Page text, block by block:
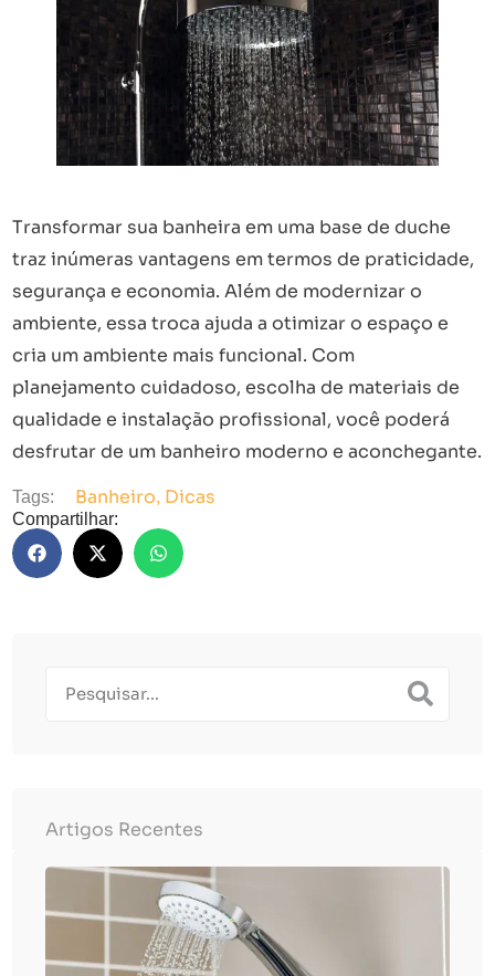
Transformar sua banheira em uma base de duche
traz inúmeras vantagens em termos de praticidade,
segurança e economia. Além de modernizar o
ambiente, essa troca ajuda a otimizar o espaço e
cria um ambiente mais funcional. Com
planejamento cuidadoso, escolha de materiais de
qualidade e instalação profissional, você poderá
desfrutar de um banheiro moderno e aconchegante.
Tags: Banheiro, Dicas
Compartilhar:
Artigos Recentes